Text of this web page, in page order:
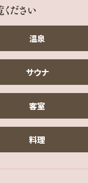
ください
温泉
サウナ
客室
料理